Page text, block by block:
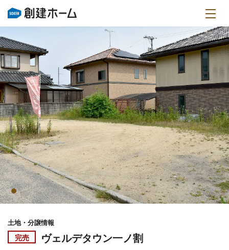
土地・分譲情報
完売 ヴェルデタウン一ノ割